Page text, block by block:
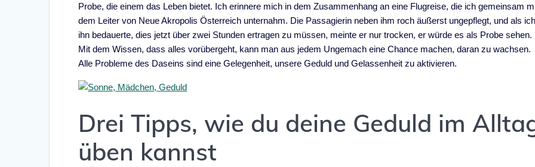
Probe, die einem das Leben bietet. Ich erinnere mich in dem Zusammenhang an eine Flugreise, die ich gemeinsam
dem Leiter von Neue Akropolis Österreich unternahm. Die Passagierin neben ihm roch äußerst ungepflegt, und als ich
ihn bedauerte, dies jetzt über zwei Stunden ertragen zu müssen, meinte er nur trocken, er würde es als Probe sehen.
Mit dem Wissen, dass alles vorübergeht, kann man aus jedem Ungemach eine Chance machen, daran zu wachsen.
Alle Probleme des Daseins sind eine Gelegenheit, unsere Geduld und Gelassenheit zu aktivieren.
Drei Tipps, wie du deine Geduld im
üben kannst